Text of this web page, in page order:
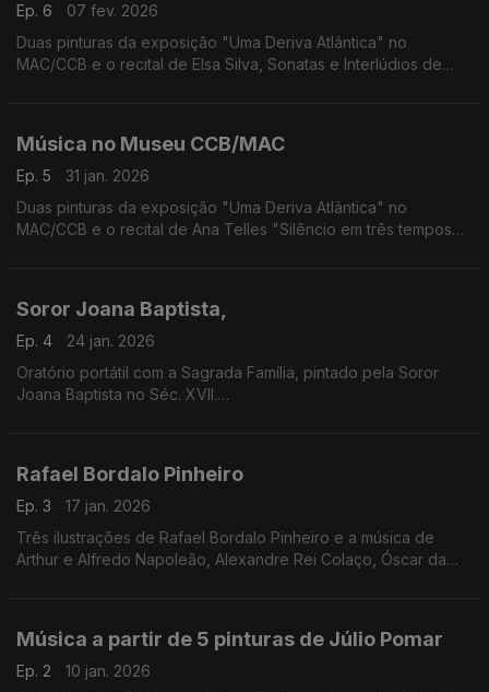
Ep. 6
07 fev. 2026
Duas pinturas da exposição "Uma Deriva Atlântica" no
MAC/CCB e o recital de Elsa Silva, Sonatas e Interlúdios de
Música no Museu CCB/MAC
Ep. 5
31 jan. 2026
Duas pinturas da exposição "Uma Deriva Atlântica" no
MAC/CCB e o recital de Ana Telles "Silêncio em três tempos
Soror Joana Baptista,
Ep. 4
24 jan. 2026
Oratório portátil com a Sagrada Família, pintado pela Soror
Joana Baptista no Séc. XVII.
Rafael Bordalo Pinheiro
Ep. 3
17 jan. 2026
Três ilustrações de Rafael Bordalo Pinheiro e a música de
Arthur e Alfredo Napoleão, Alexandre Rei Colaço, Óscar da
Música a partir de 5 pinturas de Júlio Pomar
Ep. 2
10 jan. 2026